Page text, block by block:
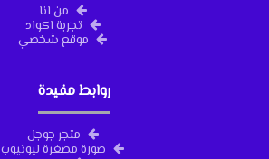
من انا
تجربة اكواد
موقع شخصي
روابط مفيدة
متجر جوجل
صورة مصغرة ليوتيوب